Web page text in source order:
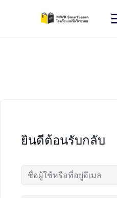
ยินดีต้อนรับกลับ